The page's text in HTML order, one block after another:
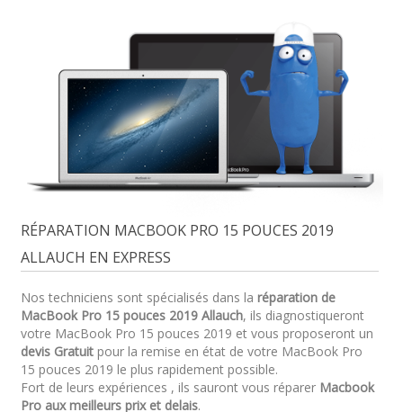
RÉPARATION MACBOOK PRO 15 POUCES 2019
ALLAUCH EN EXPRESS
Nos techniciens sont spécialisés dans la réparation de
MacBook Pro 15 pouces 2019 Allauch, ils diagnostiqueront
votre MacBook Pro 15 pouces 2019 et vous proposeront un
devis Gratuitpour la remise en état de votre MacBook Pro
15 pouces 2019 le plus rapidement possible.
Fort de leurs expériences , ils sauront vous réparer Macbook
Pro aux meilleurs prix et delais.